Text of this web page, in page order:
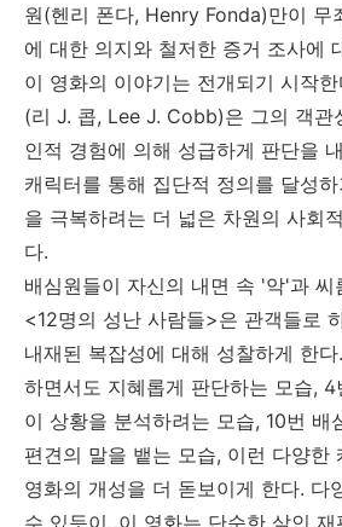
원(헨리 폰다, Henry Fonda)만이 무
에 대한 의지와 철저한 증거 조사에
이 영화의 이야기는 전개되기 시작
(리 J. 콥, Lee J. Cobb)은 그의 객관
인적 경험에 의해 성급하게 판단을
캐릭터를 통해 집단적 정의를 달성
을 극복하려는 더 넓은 차원의 사회
다.
배심원들이 자신의 내면 속 '악'과 씨
<12명의 성난 사람들>은 관객들로
내재된 복잡성에 대해 성찰하게 한
하면서도 지혜롭게 판단하는 모습,
이 상황을 분석하려는 모습, 10번 배
편견의 말을 뱉는 모습, 이런 다양한
영화의 개성을 더 돋보이게 한다. 다
수 있듯이, 이 영화는 단순한 살인